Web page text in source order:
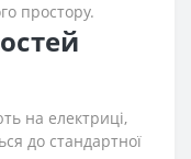
простору.
на електриці,
до стандартної